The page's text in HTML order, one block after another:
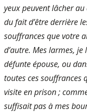
yeux peuvent lâcher
du fait d’être derrière
souffrances que votre
d’autre. Mes larmes, je
défunte épouse, ou
toutes ces souffrances
visite en prison ;
suffisait pas à mes